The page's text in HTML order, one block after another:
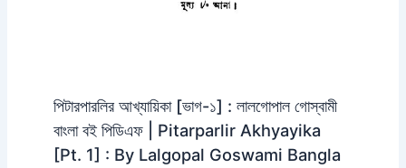
পিটারপারলির আখ্যায়িকা [ভাগ-১] : লালগোপাল গোস্বামী
বাংলা বই পিডিএফ | Pitarparlir Akhyayika
[Pt. 1] : By Lalgopal Goswami Bangla